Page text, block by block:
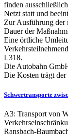
finden
Netzt statt und
Zur Ausführung
Dauer der
Eine örtliche
L318.
Die Autobahn
Die Kosten trägt der
Schwertransporte
A3: Transport von
Ransbach-